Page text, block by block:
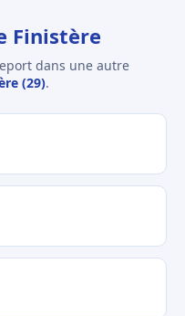
Finistère
dans une autre
(29).